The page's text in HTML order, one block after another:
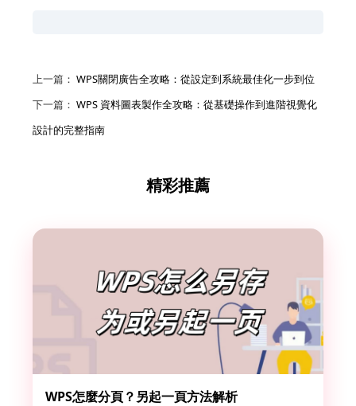
上一篇： WPS關閉廣告全攻略：從設定到系統最佳化一步到位
下一篇： WPS 資料圖表製作全攻略：從基礎操作到進階視覺化
設計的完整指南
精彩推薦
WPS怎麼分頁？另起一頁方法解析